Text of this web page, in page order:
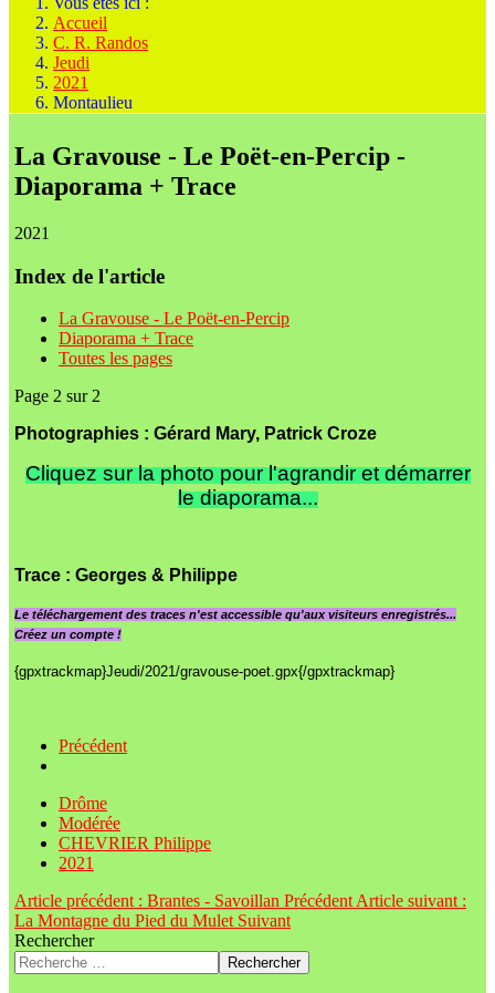
Accueil
C. R. Randos
Jeudi
2021
Montaulieu
La Gravouse - Le Poët-en-Percip -
Diaporama + Trace
2021
Index de l'article
La Gravouse - Le Poët-en-Percip
Diaporama + Trace
Toutes les pages
Page 2 sur 2
Photographies : Gérard Mary, Patrick Croze
Cliquez sur la photo pour l'agrandir et démarrer
le diaporama...
Trace : Georges & Philippe
Le téléchargement des traces n'est accessible qu'aux visiteurs enregistrés...
Créez un compte !
{gpxtrackmap}Jeudi/2021/gravouse-poet.gpx{/gpxtrackmap}
Précédent
Drôme
Modérée
CHEVRIER Philippe
2021
Article précédent : Brantes - Savoillan Précédent Article suivant :
La Montagne du Pied du Mulet Suivant
Rechercher
Rechercher